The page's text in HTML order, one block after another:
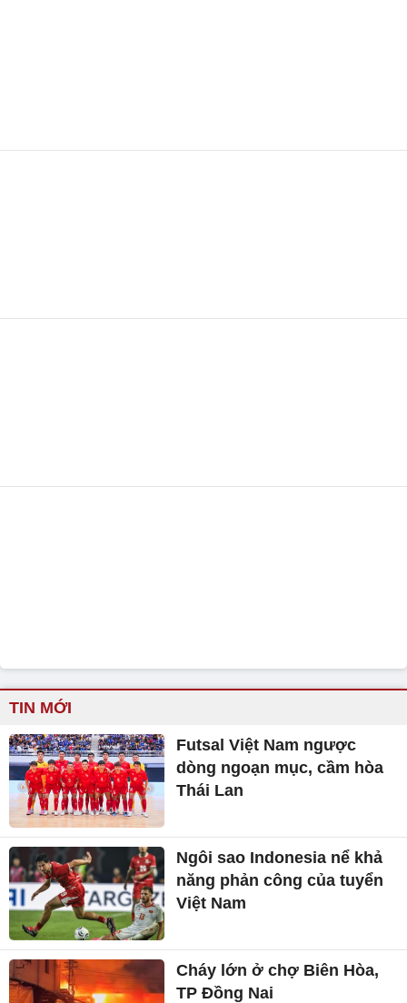
TIN MỚI
Futsal Việt Nam ngược
dòng ngoạn mục, cầm hòa
Thái Lan
Ngôi sao Indonesia nể khả
năng phản công của tuyển
Việt Nam
Cháy lớn ở chợ Biên Hòa,
TP Đồng Nai